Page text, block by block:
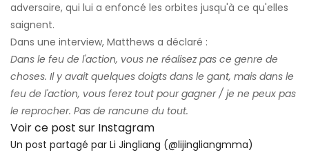
adversaire, qui lui a enfoncé les orbites jusqu'à ce qu'elles
saignent.
Dans une interview, Matthews a déclaré :
Dans le feu de l'action, vous ne réalisez pas ce genre de
choses. Il y avait quelques doigts dans le gant, mais dans le
feu de l'action, vous ferez tout pour gagner / je ne peux pas
le reprocher. Pas de rancune du tout.
Voir ce post sur Instagram
Un post partagé par Li Jingliang (@lijingliangmma)